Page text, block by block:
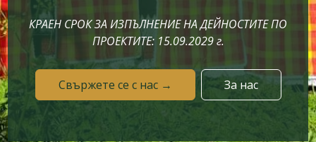
КРАЕН СРОК ЗА ИЗПЪЛНЕНИЕ НА ДЕЙНОСТИТЕ ПО
ПРОЕКТИТЕ: 15.09.2029 г.
Свържете се с нас → За нас